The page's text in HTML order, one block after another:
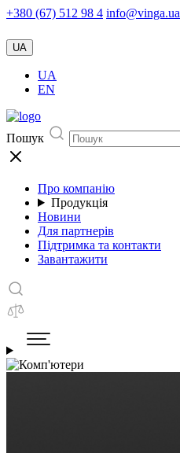
+380 (67) 512 98 4 info@vinga.ua
UA
UA
EN
Пошук
Про компанію
Продукція
Новини
Для партнерів
Підтримка та контакти
Завантажити